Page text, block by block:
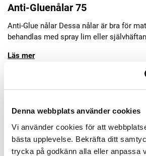
Denna webbplats använder cookies
Vi använder cookies för att
bästa upplevelse. Bekräfta ditt
trycka på godkänn alla eller anpassa
Anti-Gluenålar 75
Anti-Glue nålar Dessa nålar är bra för
behandlas med spray lim eller
Läs mer
Lägg till varukorgen
Finns i lager